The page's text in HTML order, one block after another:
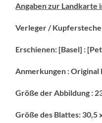
Angaben zur Landkarte
Verleger /
Erschienen: [Basel] :
Anmerkungen :
Größe der Abbildung :
Größe des Blattes: 30,5